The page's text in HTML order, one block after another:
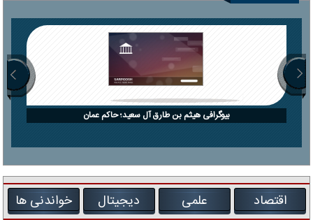
بیوگرافی هیثم بن طارق آل سعید؛ حاکم عمان
اقتصاد علمی دیجیتال خواندنی ها